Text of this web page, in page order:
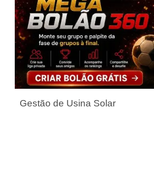
Gestão de Usina Solar